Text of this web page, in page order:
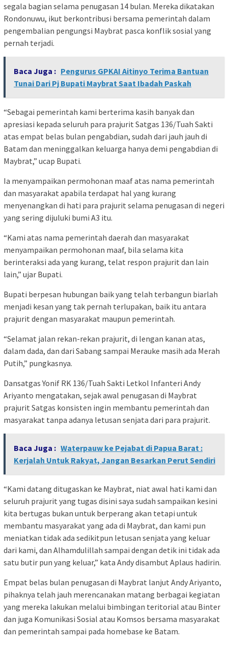
segala bagian selama penugasan 14 bulan. Mereka dikatakan
Rondonuwu, ikut berkontribusi bersama pemerintah dalam
pengembalian pengungsi Maybrat pasca konflik sosial yang
pernah terjadi.
Baca Juga : Pengurus GPKAI Aitinyo Terima Bantuan
Tunai Dari Pj Bupati Maybrat Saat Ibadah Paskah
“Sebagai pemerintah kami berterima kasih banyak dan
apresiasi kepada seluruh para prajurit Satgas 136/Tuah Sakti
atas empat belas bulan pengabdian, sudah dari jauh jauh di
Batam dan meninggalkan keluarga hanya demi pengabdian di
Maybrat,” ucap Bupati.
Ia menyampaikan permohonan maaf atas nama pemerintah
dan masyarakat apabila terdapat hal yang kurang
menyenangkan di hati para prajurit selama penugasan di negeri
yang sering dijuluki bumi A3 itu.
“Kami atas nama pemerintah daerah dan masyarakat
menyampaikan permohonan maaf, bila selama kita
berinteraksi ada yang kurang, telat respon prajurit dan lain
lain,” ujar Bupati.
Bupati berpesan hubungan baik yang telah terbangun biarlah
menjadi kesan yang tak pernah terlupakan, baik itu antara
prajurit dengan masyarakat maupun pemerintah.
“Selamat jalan rekan-rekan prajurit, di lengan kanan atas,
dalam dada, dan dari Sabang sampai Merauke masih ada Merah
Putih,” pungkasnya.
Dansatgas Yonif RK 136/Tuah Sakti Letkol Infanteri Andy
Ariyanto mengatakan, sejak awal penugasan di Maybrat
prajurit Satgas konsisten ingin membantu pemerintah dan
masyarakat tanpa adanya letusan senjata dari para prajurit.
Baca Juga : Waterpauw ke Pejabat di Papua Barat :
Kerjalah Untuk Rakyat, Jangan Besarkan Perut Sendiri
“Kami datang ditugaskan ke Maybrat, niat awal hati kami dan
seluruh prajurit yang tugas disini saya sudah sampaikan kesini
kita bertugas bukan untuk berperang akan tetapi untuk
membantu masyarakat yang ada di Maybrat, dan kami pun
meniatkan tidak ada sedikitpun letusan senjata yang keluar
dari kami, dan Alhamdulillah sampai dengan detik ini tidak ada
satu butir pun yang keluar,” kata Andy disambut Aplaus hadirin.
Empat belas bulan penugasan di Maybrat lanjut Andy Ariyanto,
pihaknya telah jauh merencanakan matang berbagai kegiatan
yang mereka lakukan melalui bimbingan teritorial atau Binter
dan juga Komunikasi Sosial atau Komsos bersama masyarakat
dan pemerintah sampai pada homebase ke Batam.